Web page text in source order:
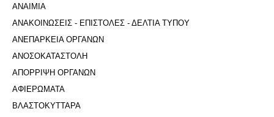
ΑΝΑΙΜΙΑ
ΑΝΑΚΟΙΝΩΣΕΙΣ - ΕΠΙΣΤΟΛΕΣ - ΔΕΛΤΙΑ ΤΥΠΟΥ
ΑΝΕΠΑΡΚΕΙΑ ΟΡΓΑΝΩΝ
ΑΝΟΣΟΚΑΤΑΣΤΟΛΗ
ΑΠΟΡΡΙΨΗ ΟΡΓΑΝΩΝ
ΑΦΙΕΡΩΜΑΤΑ
ΒΛΑΣΤΟΚΥΤΤΑΡΑ